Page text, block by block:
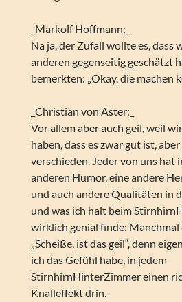
_Markolf Hoffmann:_
Na ja, der Zufall wollte es, dass
anderen gegenseitig geschätzt
bemerkten: „Okay, die machen
_Christian von Aster:_
Vor allem aber auch geil, weil
haben, dass es zwar gut ist,
verschieden. Jeder von uns hat
anderen Humor, eine andere
und auch andere Qualitäten in
und was ich halt beim
wirklich genial finde: Manchmal
„Scheiße, ist das geil“, denn
ich das Gefühl habe, in jedem
StirnhirnHinterZimmer einen
Knalleffekt drin.